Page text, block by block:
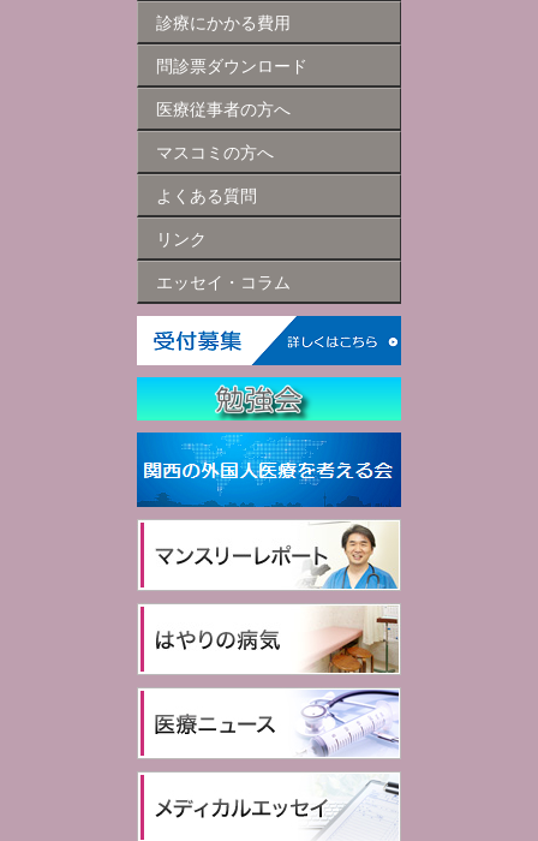
診療にかかる費用
問診票ダウンロード
医療従事者の方へ
マスコミの方へ
よくある質問
リンク
エッセイ・コラム